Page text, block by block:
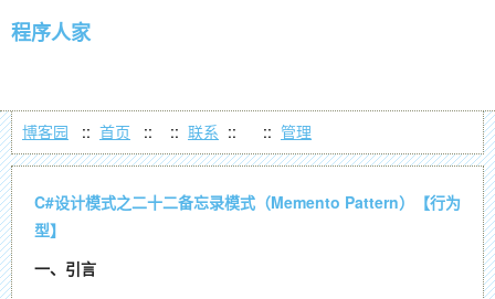
程序人家
博客园 :: 首页 :: :: 联系 :: :: 管理
C#设计模式之二十二备忘录模式（Memento Pattern）【行为
型】
一、引言